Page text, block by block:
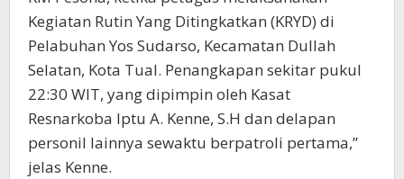
Kegiatan Rutin Yang Ditingkatkan (KRYD) di
Pelabuhan Yos Sudarso, Kecamatan Dullah
Selatan, Kota Tual. Penangkapan sekitar pukul
22:30 WIT, yang dipimpin oleh Kasat
Resnarkoba Iptu A. Kenne, S.H dan delapan
personil lainnya sewaktu berpatroli pertama,”
jelas Kenne.